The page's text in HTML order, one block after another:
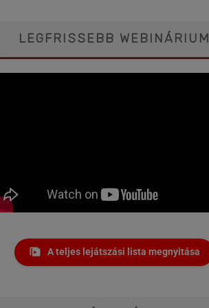
LEGFRISSEBB WEBINÁRIUM
A teljes lejátszási lista megnyitása